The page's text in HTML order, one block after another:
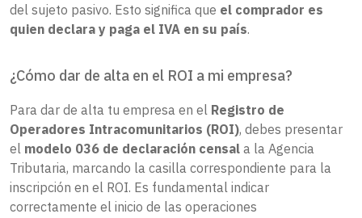
del sujeto pasivo. Esto significa que el comprador es
quien declara y paga el IVA en su país.
¿Cómo dar de alta en el ROI a mi empresa?
Para dar de alta tu empresa en el Registro de
Operadores Intracomunitarios (ROI), debes presentar
el modelo 036 de declaración censal a la Agencia
Tributaria, marcando la casilla correspondiente para la
inscripción en el ROI. Es fundamental indicar
correctamente el inicio de las operaciones